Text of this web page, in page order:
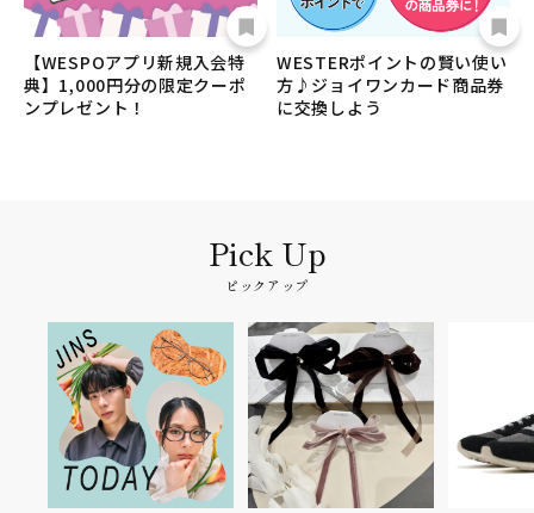
【WESPOアプリ新規入会特
典】1,000円分の限定クーポ
ンプレゼント！
WESTERポイントの賢い使い
方♪ジョイワンカード商品券
に交換しよう
ピックアップ